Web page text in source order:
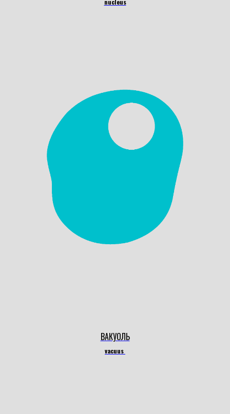
nucleus
ВАКУОЛЬ
vacuus